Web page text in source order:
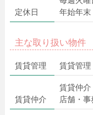
定休日
年始年末
主な取り扱い物件
賃貸管理 賃貸管
賃貸仲介
賃貸仲
店舗・事